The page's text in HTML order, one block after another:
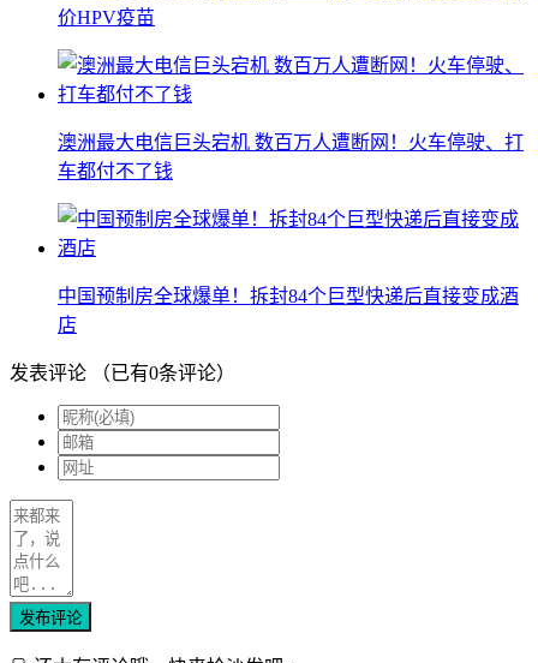
价HPV疫苗
澳洲最大电信巨头宕机 数百万人遭断网！火车停驶、打
车都付不了钱
中国预制房全球爆单！拆封84个巨型快递后直接变成酒
店
发表评论 （已有0条评论）
发布评论